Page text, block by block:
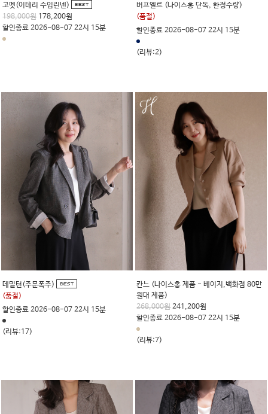
고멧(이테리 수입린넨)
198,000원 178,200원
할인종료 2026-08-07 22시 15분
버프엘르 (나이스홍 단독, 한정수량)
(품절)
할인종료 2026-08-07 22시 15분
(리뷰:2)
데밀턴(주문폭주)
(품절)
할인종료 2026-08-07 22시 15분
(리뷰:17)
칸느 (나이스홍 제품 - 베이지,백화점 80만
원대 제품)
268,000원 241,200원
할인종료 2026-08-07 22시 15분
(리뷰:7)